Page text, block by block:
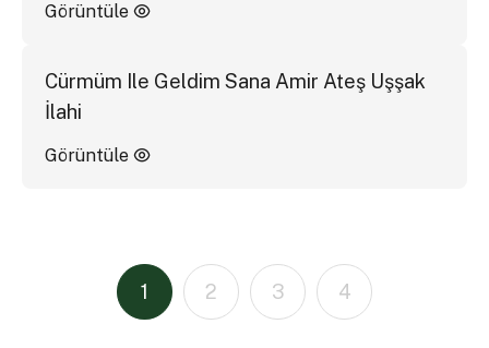
Görüntüle
Cürmüm Ile Geldim Sana Amir Ateş Uşşak
İlahi
Görüntüle
1 2 3 4